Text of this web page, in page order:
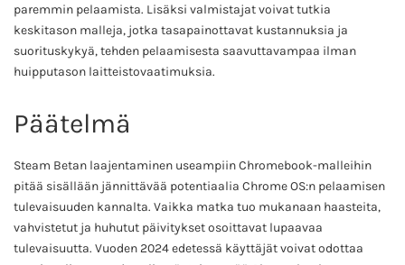
paremmin pelaamista. Lisäksi valmistajat voivat tutkia
keskitason malleja, jotka tasapainottavat kustannuksia ja
suorituskykyä, tehden pelaamisesta saavuttavampaa ilman
huipputason laitteistovaatimuksia.
Päätelmä
Steam Betan laajentaminen useampiin Chromebook-malleihin
pitää sisällään jännittävää potentiaalia Chrome OS:n pelaamisen
tulevaisuuden kannalta. Vaikka matka tuo mukanaan haasteita,
vahvistetut ja huhutut päivitykset osoittavat lupaavaa
tulevaisuutta. Vuoden 2024 edetessä käyttäjät voivat odottaa